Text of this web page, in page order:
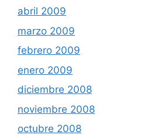
abril 2009
marzo 2009
febrero 2009
enero 2009
diciembre 2008
noviembre 2008
octubre 2008